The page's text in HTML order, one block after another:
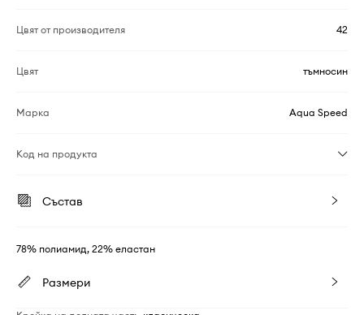
Цвят от производителя 42
Цвят тъмносин
Марка Aqua Speed
Код на продукта
Състав
78% полиамид, 22% еластан
Размери